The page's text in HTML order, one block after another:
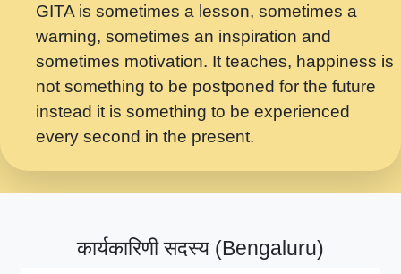
यह हसरत तलब ह नकज कमर Yahi Hasraten
Talab Hai Bhav Pravah #bhajan.mp3
लडल ज बल ल क ज न लग Sadhvi Purnima Ji
7.9.2021 जवल नगर दलल #बसर.mp3
सख भ मझ पयर ह दख भ मझ पयर ह!छड म कस दत
सपरहट भजन 2021 - तर अखय ह जद भर बहर ज म
सपरहट शयम भजन - जय जय शयम जय जय शयम
GITA is sometimes a lesson, sometimes a
warning, sometimes an inspiration and
sometimes motivation. It teaches, happiness is
not something to be postponed for the future
instead it is something to be experienced
every second in the present.
कार्यकारिणी सदस्य (Bengaluru)